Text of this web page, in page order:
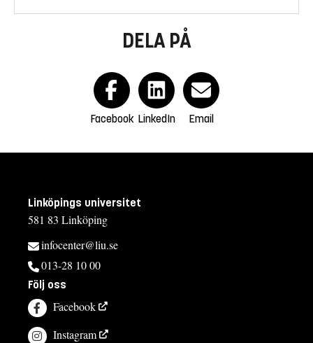
DELA PÅ
Facebook LinkedIn Email
Linköpings universitet
581 83 Linköping
infocenter@liu.se
013-28 10 00
Följ oss
Facebook
Instagram